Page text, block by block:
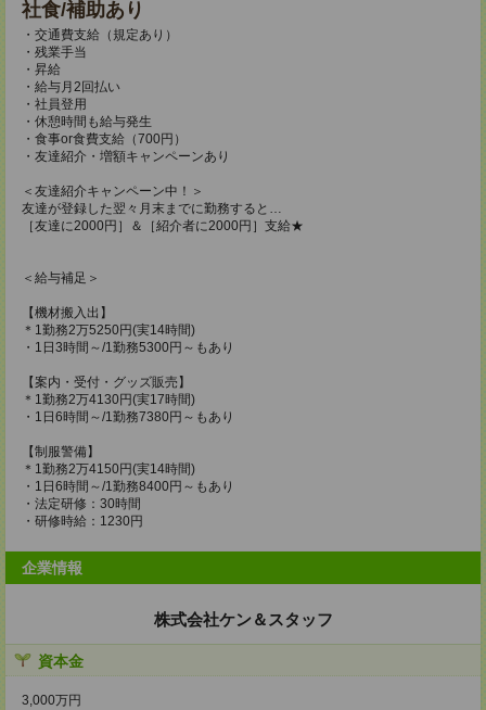
社食/補助あり
・交通費支給（規定あり）
・残業手当
・昇給
・給与月2回払い
・社員登用
・休憩時間も給与発生
・食事or食費支給（700円）
・友達紹介・増額キャンペーンあり
＜友達紹介キャンペーン中！＞
友達が登録した翌々月末までに勤務すると…
［友達に2000円］＆［紹介者に2000円］支給★
＜給与補足＞
【機材搬入出】
＊1勤務2万5250円(実14時間)
・1日3時間～/1勤務5300円～もあり
【案内・受付・グッズ販売】
＊1勤務2万4130円(実17時間)
・1日6時間～/1勤務7380円～もあり
【制服警備】
＊1勤務2万4150円(実14時間)
・1日6時間～/1勤務8400円～もあり
・法定研修：30時間
・研修時給：1230円
企業情報
株式会社ケン＆スタッフ
資本金
3,000万円